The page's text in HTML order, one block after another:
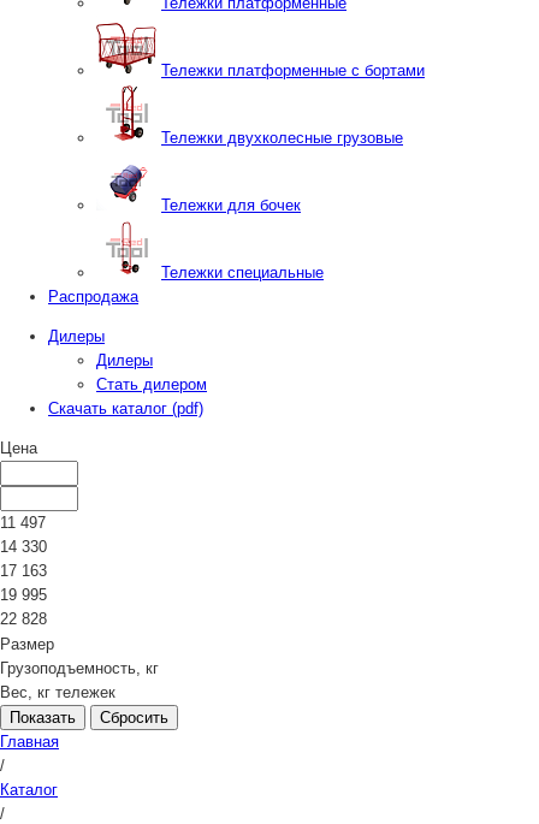
Тележки платформенные с бортами
Тележки двухколесные грузовые
Тележки для бочек
Тележки специальные
Распродажа
Дилеры
Дилеры
Стать дилером
Скачать каталог (pdf)
Цена
11 497
14 330
17 163
19 995
22 828
Размер
Грузоподъемность, кг
Вес, кг тележек
Сбросить
Главная
/
Каталог
/